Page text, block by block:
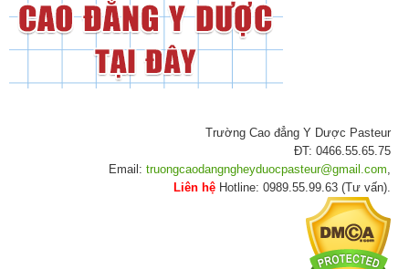
Trường Cao đẳng Y Dược Pasteur
ĐT: 0466.55.65.75
Email: truongcaodangngheyduocpasteur@gmail.com
Liên hệ Hotline: 0989.55.99.63 (Tư vấn).